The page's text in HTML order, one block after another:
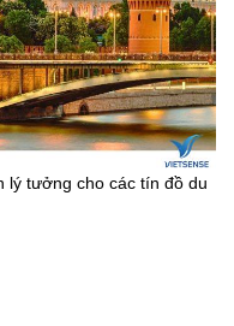
lý tưởng cho các tín đồ du